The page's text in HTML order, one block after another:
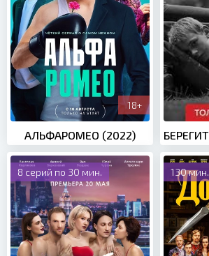
18+
АЛЬФАРОМЕО (2022)
8 серий по 30 мин. 130 мин.